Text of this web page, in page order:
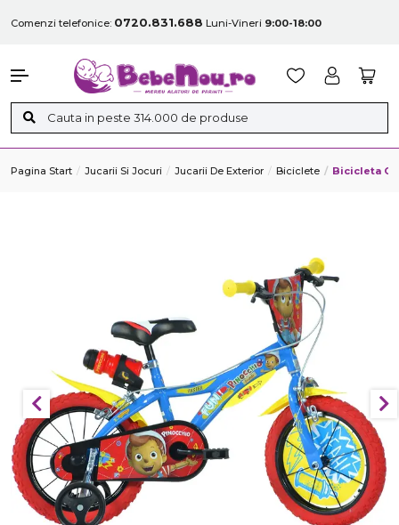
Comenzi telefonice: 0720.831.688 Luni-Vineri 9:00-18:00
Pagina Start Jucarii Si Jocuri Jucarii De Exterior Biciclete Bicicleta